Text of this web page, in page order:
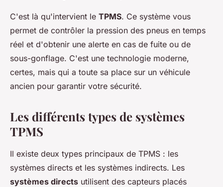
C'est là qu'intervient le TPMS. Ce système vous
permet de contrôler la pression des pneus en temps
réel et d'obtenir une alerte en cas de fuite ou de
sous-gonflage. C'est une technologie moderne,
certes, mais qui a toute sa place sur un véhicule
ancien pour garantir votre sécurité.
Les différents types de systèmes
TPMS
Il existe deux types principaux de TPMS : les
systèmes directs et les systèmes indirects. Les
systèmes directs utilisent des capteurs placés